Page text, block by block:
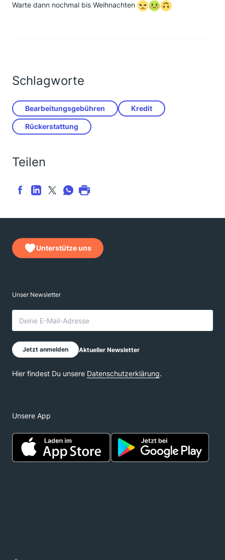
Warte dann nochmal bis Weihnachten
Schlagworte
Bearbeitungsgebühren Kredit
Rückerstattung
Teilen
Unterstütze uns
Unsere App